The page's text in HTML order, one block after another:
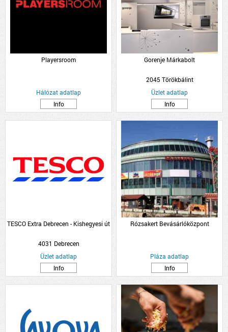
Playersroom
Hálózat adatlap
Info
Gorenje Márkabolt
2045 Törökbálint
Üzlet adatlap
Info
TESCO Extra Debrecen - Kishegyesi út
4031 Debrecen
Üzlet adatlap
Info
Rózsakert Bevásárlóközpont
Pláza adatlap
Info